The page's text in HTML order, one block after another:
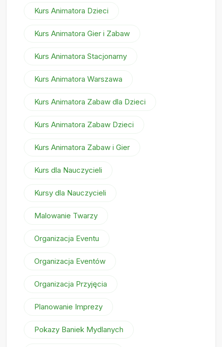
Kurs Animatora Dzieci
Kurs Animatora Gier i Zabaw
Kurs Animatora Stacjonarny
Kurs Animatora Warszawa
Kurs Animatora Zabaw dla Dzieci
Kurs Animatora Zabaw Dzieci
Kurs Animatora Zabaw i Gier
Kurs dla Nauczycieli
Kursy dla Nauczycieli
Malowanie Twarzy
Organizacja Eventu
Organizacja Eventów
Organizacja Przyjęcia
Planowanie Imprezy
Pokazy Baniek Mydlanych